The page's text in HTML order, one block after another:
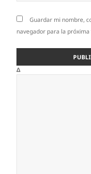
Guardar mi nombre,
navegador para la
Δ